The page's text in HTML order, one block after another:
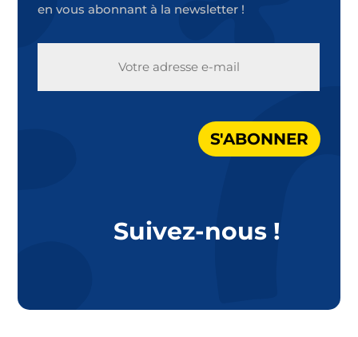
en vous abonnant à la newsletter !
S'ABONNER
Suivez-nous !